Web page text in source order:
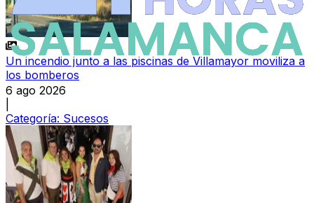
Un incendio junto a las piscinas de Villamayor moviliza a
los bomberos
6 ago 2026
Categoría: Sucesos